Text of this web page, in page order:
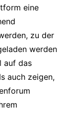
eine
zu der
werden
auf das
auch zeigen,